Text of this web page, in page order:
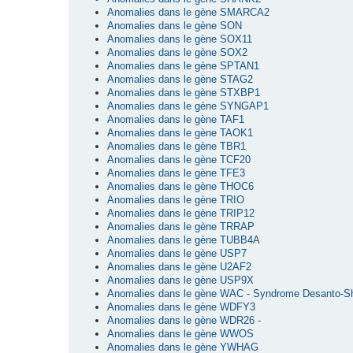
Anomalies dans le gène SMARCA2
Anomalies dans le gène SON
Anomalies dans le gène SOX11
Anomalies dans le gène SOX2
Anomalies dans le gène SPTAN1
Anomalies dans le gène STAG2
Anomalies dans le gène STXBP1
Anomalies dans le gène SYNGAP1
Anomalies dans le gène TAF1
Anomalies dans le gène TAOK1
Anomalies dans le gène TBR1
Anomalies dans le gène TCF20
Anomalies dans le gène TFE3
Anomalies dans le gène THOC6
Anomalies dans le gène TRIO
Anomalies dans le gène TRIP12
Anomalies dans le gène TRRAP
Anomalies dans le gène TUBB4A
Anomalies dans le gène USP7
Anomalies dans le gène U2AF2
Anomalies dans le gène USP9X
Anomalies dans le gène WAC - Syndrome Desanto-
Anomalies dans le gène WDFY3
Anomalies dans le gène WDR26 -
Anomalies dans le gène WWOS
Anomalies dans le gène YWHAG